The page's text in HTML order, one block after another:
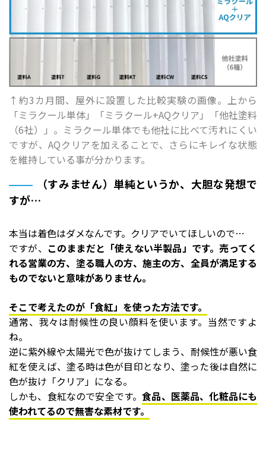
↑約3カ月間、屋外に設置した比較実験の画像。上から
「ミラクール単体」「ミラクール+AQクリア」「他社塗料
（6社）」。ミラクール単体でも他社に比べて汚れにくい
ですが、AQクリアを加えることで、さらにキレイな状態
を維持している事が分かります。
（すみません）単純というか、大胆な発想で
すが…
本当は着色はダメなんです。クリアでいてほしいので…
ですが、 このままだと「使えない半製品」です。売ってく
れる営業の方、塗る職人の方、施主の方、全員が満足する
ものでないと意味がありません。
そこで考えたのが「食紅」を使った方法です。
通常、我々は耐候性の良い顔料を使います。当然ですよ
ね。
逆に紫外線や太陽光で色が抜けてしまう、耐候性が悪い食
紅を使えば、塗る時は色が目印となり、塗った後は自然に
色が抜け「クリア」になる。
しかも、食紅なので安全です。食品、医薬品、化粧品にも
使われてるので無害な素材です。